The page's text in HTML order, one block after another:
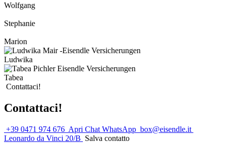
Wolfgang
Stephanie
Marion
Ludwika
Tabea
Contattaci!
Contattaci!
+39 0471 974 676 Apri Chat WhatsApp box@eisendle.it
Leonardo da Vinci 20/B Salva contatto